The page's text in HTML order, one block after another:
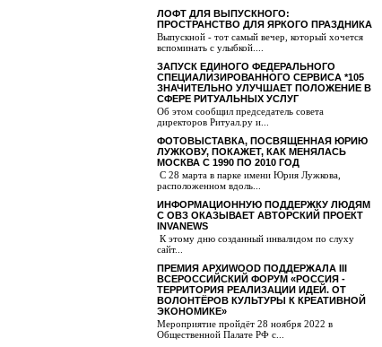
ЛОФТ ДЛЯ ВЫПУСКНОГО:
ПРОСТРАНСТВО ДЛЯ ЯРКОГО ПРАЗДНИКА
Выпускной - тот самый вечер, который хочется
вспоминать с улыбкой....
ЗАПУСК ЕДИНОГО ФЕДЕРАЛЬНОГО
СПЕЦИАЛИЗИРОВАННОГО СЕРВИСА *105
ЗНАЧИТЕЛЬНО УЛУЧШАЕТ ПОЛОЖЕНИЕ В
СФЕРЕ РИТУАЛЬНЫХ УСЛУГ
Об этом сообщил председатель совета
директоров Ритуал.ру и...
ФОТОВЫСТАВКА, ПОСВЯЩЕННАЯ ЮРИЮ
ЛУЖКОВУ, ПОКАЖЕТ, КАК МЕНЯЛАСЬ
МОСКВА С 1990 ПО 2010 ГОД
С 28 марта в парке имени Юрия Лужкова,
расположенном вдоль...
ИНФОРМАЦИОННУЮ ПОДДЕРЖКУ ЛЮДЯМ
С ОВЗ ОКАЗЫВАЕТ АВТОРСКИЙ ПРОЕКТ
INVANEWS
К этому дню созданный инвалидом по слуху
сайт...
ПРЕМИЯ АРХИWOOD ПОДДЕРЖАЛА III
ВСЕРОССИЙСКИЙ ФОРУМ «РОССИЯ -
ТЕРРИТОРИЯ РЕАЛИЗАЦИИ ИДЕЙ. ОТ
ВОЛОНТЁРОВ КУЛЬТУРЫ К КРЕАТИВНОЙ
ЭКОНОМИКЕ»
Мероприятие пройдёт 28 ноября 2022 в
Общественной Палате РФ с...